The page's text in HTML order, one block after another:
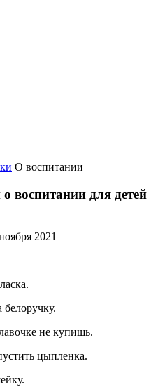
О воспитании
воспитании для детей
2021
не купишь.
цыпленка.